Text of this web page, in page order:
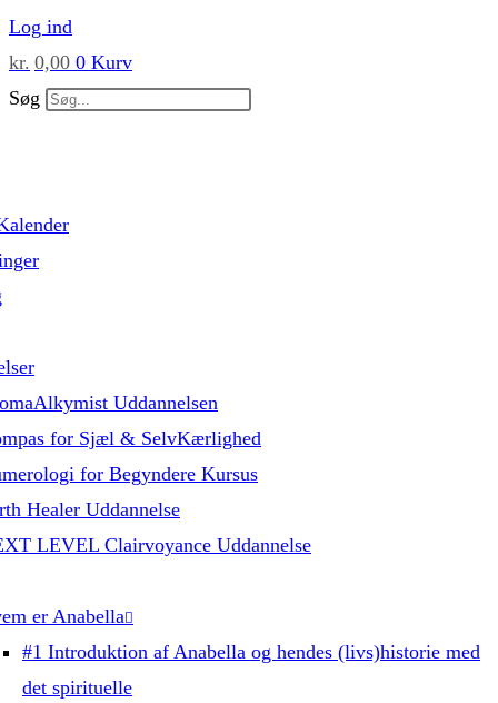
Skip
to
content
Log ind
kr. 0,00 0 Kurv
Søg
Uddannelsen
for Sjæl & SelvKærlighed
for Begyndere Kursus
Healer Uddannelse
LEVEL Clairvoyance Uddannelse
er Anabella
#1 Introduktion af Anabella og hendes (livs)historie med
det spirituelle